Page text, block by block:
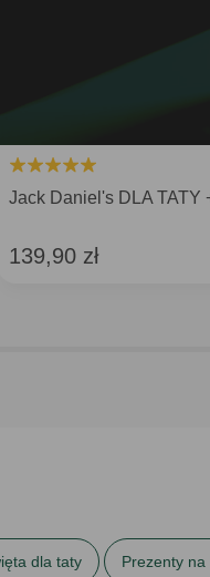
Jack Daniel's DLA TATY
139,90 zł
dla taty Prezenty